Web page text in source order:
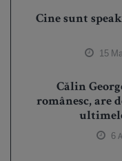
Cine sunt
15
Călin
românesc, are
6